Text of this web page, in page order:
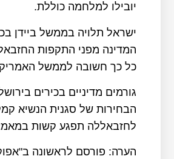
יובילו למלחמה כוללת.
ישראל תלויה בממשל ביידן
המדינה מפני התקפות
כל כך חשובה לממשל
גורמים מדיניים בכירים
הבחירות של סגנית הנשיא
לחזבאללה תפגע קשות
הערה: פורסם לראשונה